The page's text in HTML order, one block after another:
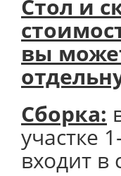
Стол и
вы
Сборка:
участке
входит в